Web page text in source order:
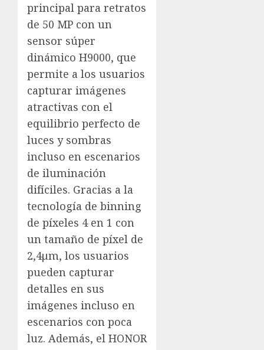
principal para retratos
de 50 MP con un
sensor súper
dinámico H9000, que
permite a los usuarios
capturar imágenes
atractivas con el
equilibrio perfecto de
luces y sombras
incluso en escenarios
de iluminación
difíciles. Gracias a la
tecnología de binning
de píxeles 4 en 1 con
un tamaño de píxel de
2,4μm, los usuarios
pueden capturar
detalles en sus
imágenes incluso en
escenarios con poca
luz. Además, el HONOR